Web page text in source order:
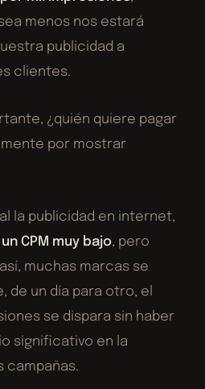
menos nos estará
publicidad a
clientes.
¿quién quiere pagar
por mostrar
la publicidad en internet,
CPM muy bajo, pero
muchas marcas se
de un día para otro, el
se dispara sin haber
significativo en la
campañas.